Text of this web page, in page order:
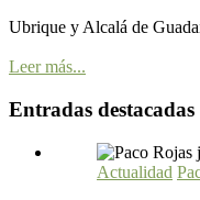
Ubrique y Alcalá de
Leer más...
Entradas destacadas
Actualidad